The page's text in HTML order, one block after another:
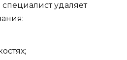
удаляет